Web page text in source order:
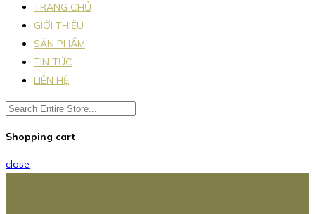
TRANG CHỦ
GIỚI THIỆU
SẢN PHẨM
TIN TỨC
LIÊN HỆ
Shopping cart
close